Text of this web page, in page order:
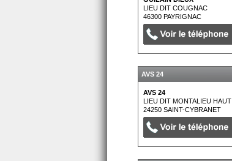
LIEU DIT COUGNAC
46300PAYRIGNAC
AVS 24
AVS 24
LIEU DIT MONTALIEU HAUT
24250SAINT-CYBRANET